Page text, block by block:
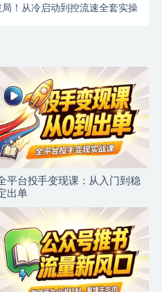
！从冷启动到控流速全套实操
平台投手变现课：从入门到稳
出单